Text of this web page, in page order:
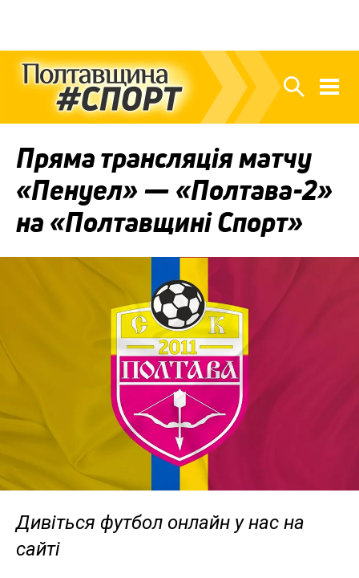
Пряма трансляція матчу
«Пенуел» — «Полтава-2»
на «Полтавщині Спорт»
Дивіться футбол онлайн у нас на
сайті